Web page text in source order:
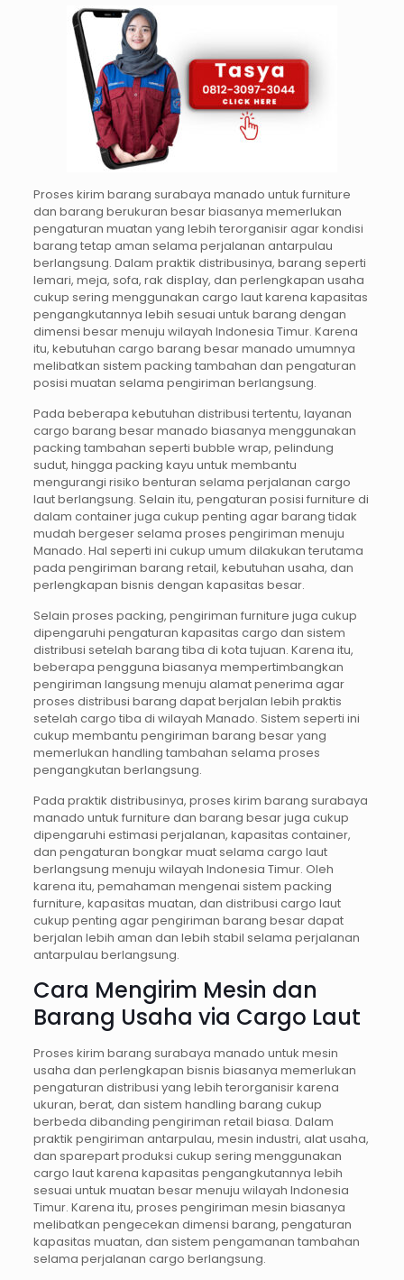
Proses kirim barang surabaya manado untuk furniture
dan barang berukuran besar biasanya memerlukan
pengaturan muatan yang lebih terorganisir agar kondisi
barang tetap aman selama perjalanan antarpulau
berlangsung. Dalam praktik distribusinya, barang seperti
lemari, meja, sofa, rak display, dan perlengkapan usaha
cukup sering menggunakan cargo laut karena kapasitas
pengangkutannya lebih sesuai untuk barang dengan
dimensi besar menuju wilayah Indonesia Timur. Karena
itu, kebutuhan cargo barang besar manado umumnya
melibatkan sistem packing tambahan dan pengaturan
posisi muatan selama pengiriman berlangsung.
Pada beberapa kebutuhan distribusi tertentu, layanan
cargo barang besar manado biasanya menggunakan
packing tambahan seperti bubble wrap, pelindung
sudut, hingga packing kayu untuk membantu
mengurangi risiko benturan selama perjalanan cargo
laut berlangsung. Selain itu, pengaturan posisi furniture di
dalam container juga cukup penting agar barang tidak
mudah bergeser selama proses pengiriman menuju
Manado. Hal seperti ini cukup umum dilakukan terutama
pada pengiriman barang retail, kebutuhan usaha, dan
perlengkapan bisnis dengan kapasitas besar.
Selain proses packing, pengiriman furniture juga cukup
dipengaruhi pengaturan kapasitas cargo dan sistem
distribusi setelah barang tiba di kota tujuan. Karena itu,
beberapa pengguna biasanya mempertimbangkan
pengiriman langsung menuju alamat penerima agar
proses distribusi barang dapat berjalan lebih praktis
setelah cargo tiba di wilayah Manado. Sistem seperti ini
cukup membantu pengiriman barang besar yang
memerlukan handling tambahan selama proses
pengangkutan berlangsung.
Pada praktik distribusinya, proses kirim barang surabaya
manado untuk furniture dan barang besar juga cukup
dipengaruhi estimasi perjalanan, kapasitas container,
dan pengaturan bongkar muat selama cargo laut
berlangsung menuju wilayah Indonesia Timur. Oleh
karena itu, pemahaman mengenai sistem packing
furniture, kapasitas muatan, dan distribusi cargo laut
cukup penting agar pengiriman barang besar dapat
berjalan lebih aman dan lebih stabil selama perjalanan
antarpulau berlangsung.
Cara Mengirim Mesin dan
Barang Usaha via Cargo Laut
Proses kirim barang surabaya manado untuk mesin
usaha dan perlengkapan bisnis biasanya memerlukan
pengaturan distribusi yang lebih terorganisir karena
ukuran, berat, dan sistem handling barang cukup
berbeda dibanding pengiriman retail biasa. Dalam
praktik pengiriman antarpulau, mesin industri, alat usaha,
dan sparepart produksi cukup sering menggunakan
cargo laut karena kapasitas pengangkutannya lebih
sesuai untuk muatan besar menuju wilayah Indonesia
Timur. Karena itu, proses pengiriman mesin biasanya
melibatkan pengecekan dimensi barang, pengaturan
kapasitas muatan, dan sistem pengamanan tambahan
selama perjalanan cargo berlangsung.